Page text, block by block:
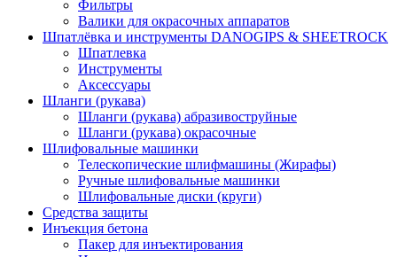
Фильтры
Валики для окрасочных аппаратов
Шпатлёвка и инструменты DANOGIPS & SHEETROCK
Шпатлевка
Инструменты
Аксессуары
Шланги (рукава)
Шланги (рукава) абразивоструйные
Шланги (рукава) окрасочные
Шлифовальные машинки
Телескопические шлифмашины (Жирафы)
Ручные шлифовальные машинки
Шлифовальные диски (круги)
Средства защиты
Инъекция бетона
Пакер для инъектирования